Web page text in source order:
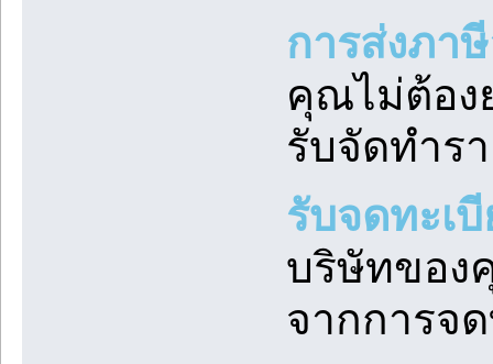
การส่งภา
คุณไม่ต้อง
รับจัดทำร
รับจดทะเ
บริษัทของ
จากการจ